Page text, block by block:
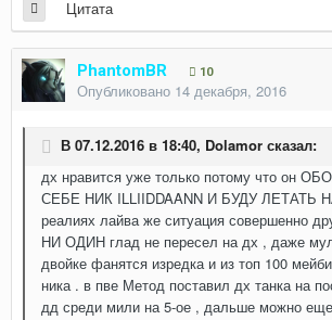
Цитата
PhantomBR 10
Опубликовано 14 декабря, 2016
В 07.12.2016 в 18:40, Dolamor сказал:
дх нравится уже только потому что он
СЕБЕ НИК ILLIIDDAANN И БУДУ ЛЕТАТЬ
реалиях лайва же ситуация совершенно
НИ ОДИН глад не пересел на дх , даже
двойке фанятся изредка и из топ 100
ника . в пве Метод поставил дх танка на
дд среди мили на 5-ое , дальше можно